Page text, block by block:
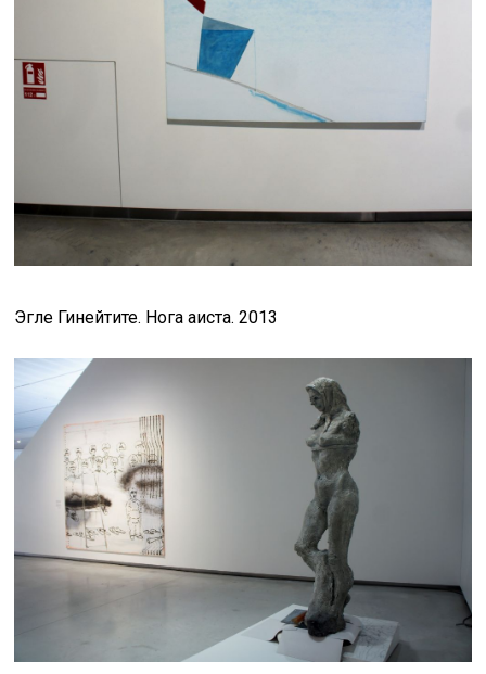
Эгле Гинейтите. Нога аиста. 2013